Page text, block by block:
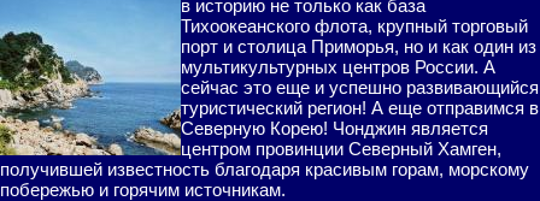
в историю не только как база
Тихоокеанского флота, крупный торговый
порт и столица Приморья, но и как один из
мультикультурных центров России. А
сейчас это еще и успешно развивающийся
туристический регион! А еще отправимся в
Северную Корею! Чонджин является
центром провинции Северный Хамген,
получившей известность благодаря красивым горам, морскому
побережью и горячим источникам.